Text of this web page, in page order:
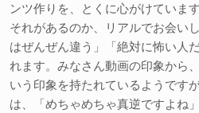
ンツ作りを、とくに心がけています
それがあるのか、リアルでお会い
はぜんぜん違う」「絶対に怖い人
れます。みなさん動画の印象から
いう印象を持たれているようです
は、「めちゃめちゃ真逆ですよね